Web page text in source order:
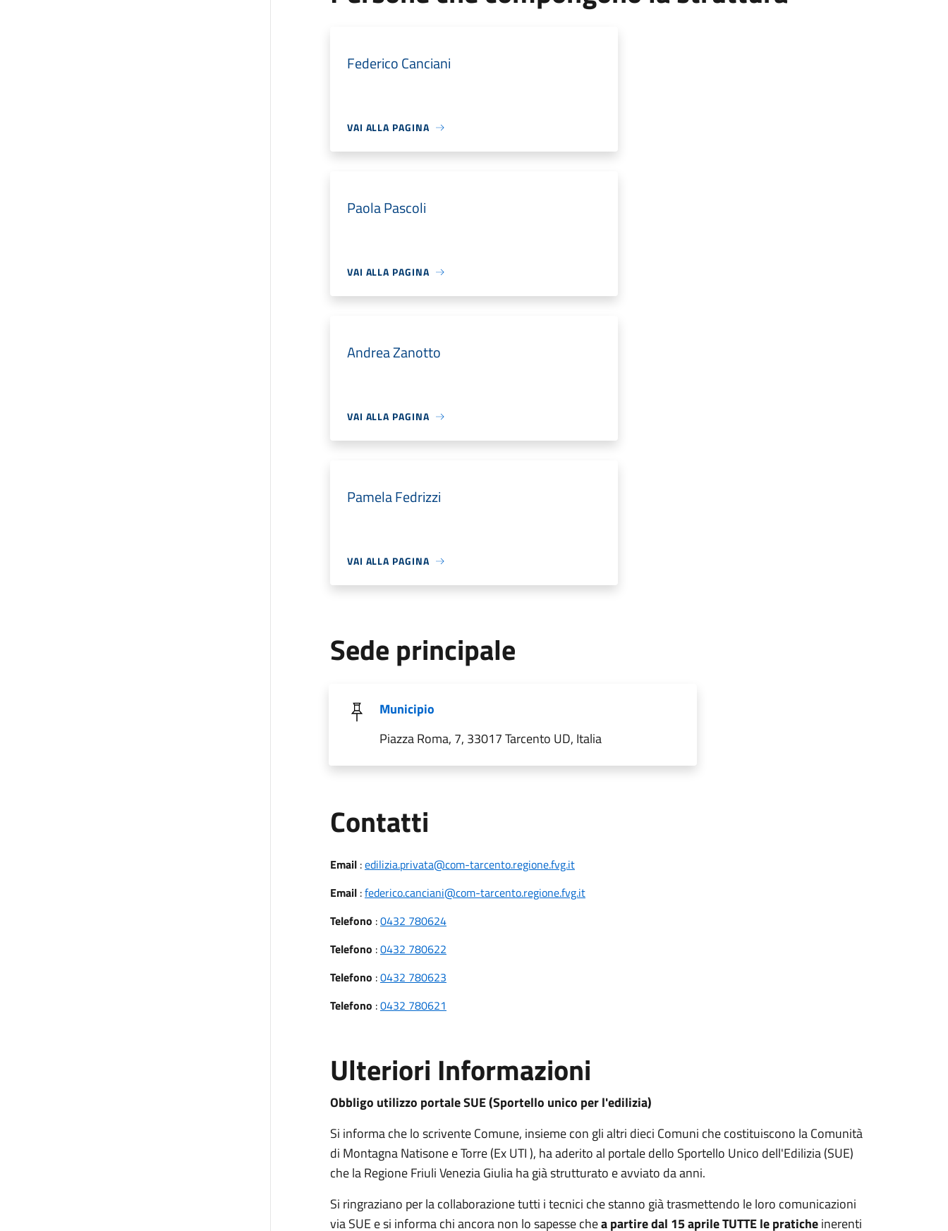
Federico Canciani
VAI ALLA PAGINA
Paola Pascoli
VAI ALLA PAGINA
Andrea Zanotto
VAI ALLA PAGINA
Pamela Fedrizzi
VAI ALLA PAGINA
Sede principale
Municipio
Piazza Roma, 7, 33017 Tarcento UD, Italia
Contatti
Email:edilizia.privata@com-tarcento.regione.fvg.it
Email:federico.canciani@com-tarcento.regione.fvg.it
Telefono :0432 780624
Telefono :0432 780622
Telefono :0432 780623
Telefono :0432 780621
Ulteriori Informazioni
Obbligo utilizzo portale SUE (Sportello unico per l'edilizia)
Si informa che lo scrivente Comune, insieme con gli altri dieci Comuni che costituiscono la Comunità
di Montagna Natisone e Torre (Ex UTI ), ha aderito al portale dello Sportello Unico dell'Edilizia (SUE)
che la Regione Friuli Venezia Giulia ha già strutturato e avviato da anni.
Si ringraziano per la collaborazione tutti i tecnici che stanno già trasmettendo le loro comunicazioni
via SUE e si informa chi ancora non lo sapesse chea partire dal 15 aprile TUTTE le praticheinerenti